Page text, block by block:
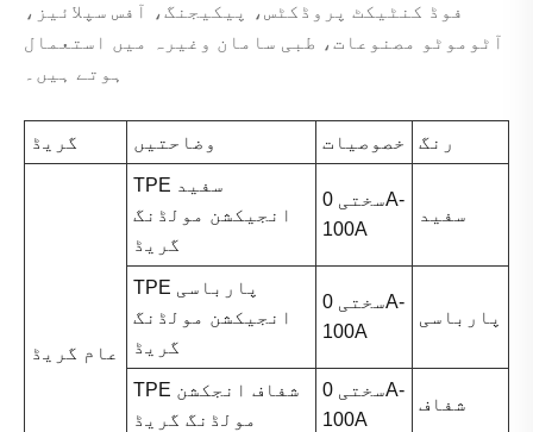
فوڈ کنٹیکٹ پروڈکٹس، پیکیجنگ، آفس سپلائیز،
آٹوموٹو مصنوعات، طبی سامان وغیرہ میں استعمال
ہوتے ہیں۔
گریڈ وضاحتیں خصوصیات رنگ
عام گریڈ
TPE سفید
انجیکشن مولڈنگ
گریڈ
سختی 0A-
100A
سفید
TPE پارباسی
انجیکشن مولڈنگ
گریڈ
سختی 0A-
100A
پارباسی
TPE شفاف انجکشن
مولڈنگ گریڈ
سختی 0A-
100A
شفاف